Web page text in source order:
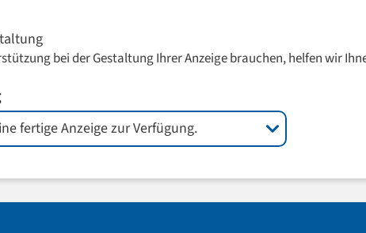
bei der Gestaltung Ihrer Anzeige brauchen, helfen wir